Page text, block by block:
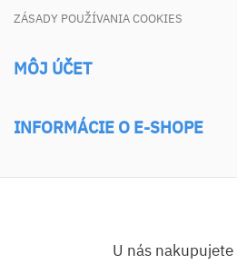
ZÁSADY POUŽÍVANIA COOKIES
MÔJ ÚČET
INFORMÁCIE O E-SHOPE
U nás nakupujete